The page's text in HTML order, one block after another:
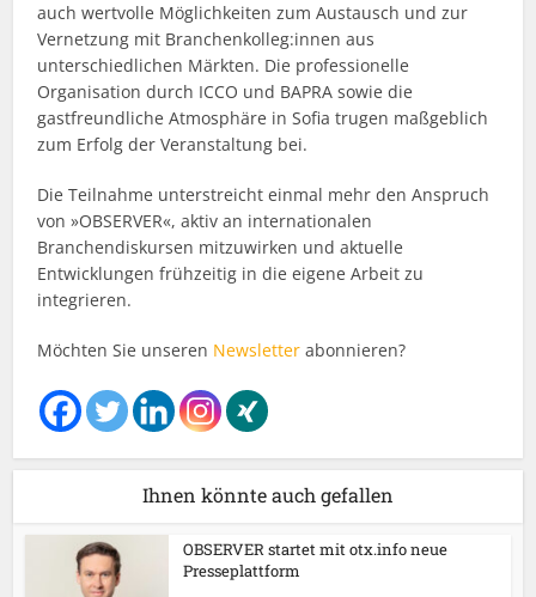
auch wertvolle Möglichkeiten zum Austausch und zur
Vernetzung mit Branchenkolleg:innen aus
unterschiedlichen Märkten. Die professionelle
Organisation durch ICCO und BAPRA sowie die
gastfreundliche Atmosphäre in Sofia trugen maßgeblich
zum Erfolg der Veranstaltung bei.
Die Teilnahme unterstreicht einmal mehr den Anspruch
von »OBSERVER«, aktiv an internationalen
Branchendiskursen mitzuwirken und aktuelle
Entwicklungen frühzeitig in die eigene Arbeit zu
integrieren.
Möchten Sie unseren Newsletter abonnieren?
Ihnen könnte auch gefallen
OBSERVER startet mit otx.info neue
Presseplattform